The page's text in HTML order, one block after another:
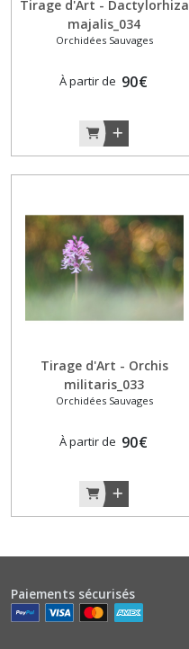
Tirage d'Art - Dactylorhiza
majalis_034
Orchidées Sauvages
À partir de 90€
Tirage d'Art - Orchis
militaris_033
Orchidées Sauvages
À partir de 90€
Paiements sécurisés